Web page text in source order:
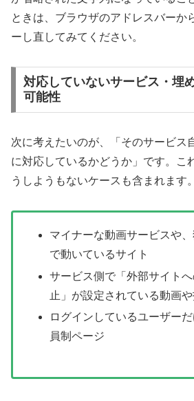
ときは、ブラウザのアドレスバーか
ーし直してみてください。
対応していないサービス・埋
可能性
次に考えたいのが、「そのサービス
に対応しているかどうか」です。こ
うしようもないケースも含まれます。
マイナーな動画サービスや
で動いているサイト
サービス側で「外部サイト
止」が設定されている動画
ログインしているユーザー
員制ページ